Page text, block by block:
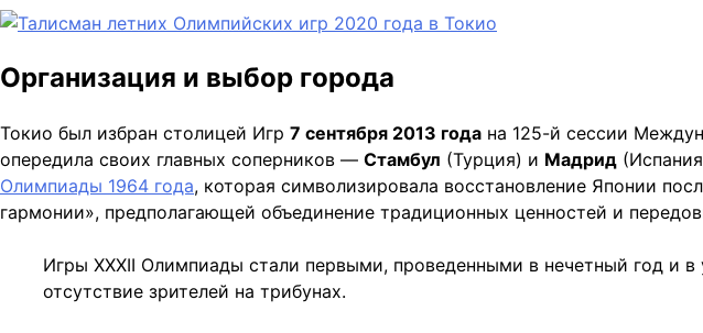
Организация и выбор города
Токио был избран столицей Игр 7 сентября 2013 года на 125-й сессии
опередила своих главных соперников — Стамбул (Турция) и Мадрид
Олимпиады 1964 года, которая символизировала восстановление Японии
гармонии», предполагающей объединение традиционных ценностей и
Игры XXXII Олимпиады стали первыми, проведенными в нечетный год и
отсутствие зрителей на трибунах.